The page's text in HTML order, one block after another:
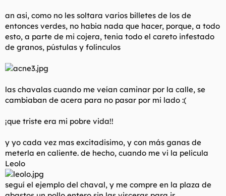
an asi, como no les soltara varios billetes de los de
entonces verdes, no habia nada que hacer, porque, a todo
esto, a parte de mi cojera, tenia todo el careto infestado
de granos, pústulas y folínculos
las chavalas cuando me veían caminar por la calle, se
cambiaban de acera para no pasar por mi lado :(
¡que triste era mi pobre vida!!
y yo cada vez mas excitadisimo, y con más ganas de
meterla en caliente. de hecho, cuando me vi la pelicula
Leolo
seguí el ejemplo del chaval, y me compre en la plaza de